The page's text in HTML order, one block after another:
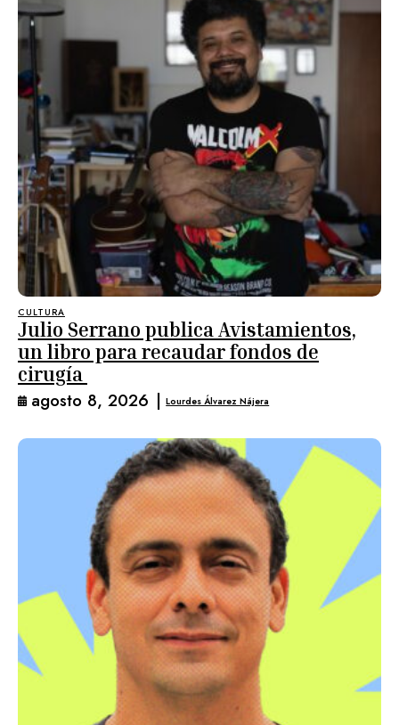
CULTURA
Julio Serrano publica Avistamientos,
un libro para recaudar fondos de
cirugía
agosto 8, 2026 | Lourdes Álvarez Nájera